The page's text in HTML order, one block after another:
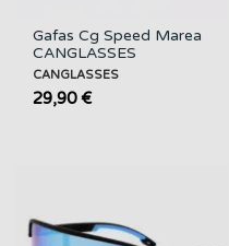
Gafas Cg Speed Marea
CANGLASSES
CANGLASSES
29,90 €